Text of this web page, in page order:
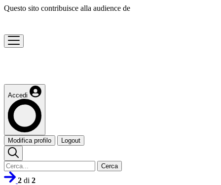
Questo sito contribuisce alla audience de
Accedi
Modifica profilo Logout
Cerca
2 di 2